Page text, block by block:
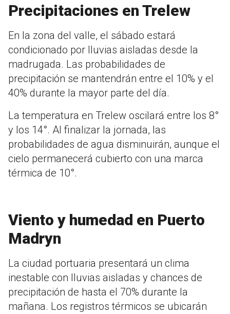
Precipitaciones en Trelew
En la zona del valle, el sábado estará
condicionado por lluvias aisladas desde la
madrugada. Las probabilidades de
precipitación se mantendrán entre el 10% y el
40% durante la mayor parte del día.
La temperatura en Trelew oscilará entre los 8°
y los 14°. Al finalizar la jornada, las
probabilidades de agua disminuirán, aunque el
cielo permanecerá cubierto con una marca
térmica de 10°.
Viento y humedad en Puerto
Madryn
La ciudad portuaria presentará un clima
inestable con lluvias aisladas y chances de
precipitación de hasta el 70% durante la
mañana. Los registros térmicos se ubicarán